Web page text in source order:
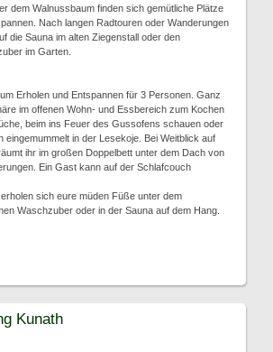
dem Walnussbaum finden sich gemütliche Plätze
Nach langen Radtouren oder Wanderungen
die Sauna im alten Ziegenstall oder den
im Garten.
Erholen und Entspannen für 3 Personen. Ganz
im offenen Wohn- und Essbereich zum Kochen
beim ins Feuer des Gussofens schauen oder
eingemummelt in der Lesekoje. Bei Weitblick auf
ihr im großen Doppelbett unter dem Dach von
Ein Gast kann auf der Schlafcouch
sich eure müden Füße unter dem
Waschzuber oder in der Sauna auf dem Hang.
Kunath